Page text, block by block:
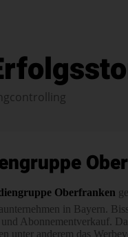
Oberfranken
in Bayern.
Abonnementverkauf.
unter anderem das